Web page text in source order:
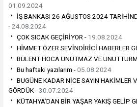
01.09.2024
İŞ BANKASI 26 AĞUSTOS 2024
-24.08.2024
ÇOK SICAK GEÇİRİYOR - 19.08.2024
HİMMET ÖZER SEVİNDİRİCİ HABERLER
BÜLENT HOCA UNUTMAZ VE
Bu haftaki yazılarım -05.08.2024
BUGÜNE KADAR NİCE SAYIN HAKİMLER
GÖRDÜK -30.07.2024
KÜTAHYA’DAN BİR YAŞAR YAKIŞ GELİP